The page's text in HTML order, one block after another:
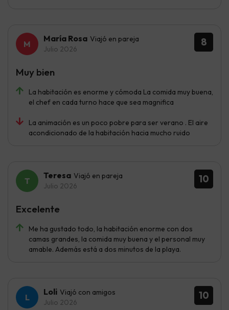
8
María Rosa Viajó en pareja
Julio 2026
La habitación es enorme y cómoda La comida muy buena,
el chef en cada turno hace que sea magnifica
La animación es un poco pobre para ser verano . El aire
acondicionado de la habitación hacia mucho ruido
Muy bien
10
Teresa Viajó en pareja
Julio 2026
Me ha gustado todo, la habitación enorme con dos
camas grandes, la comida muy buena y el personal muy
amable. Además está a dos minutos de la playa.
Excelente
10
Loli Viajó con amigos
Julio 2026